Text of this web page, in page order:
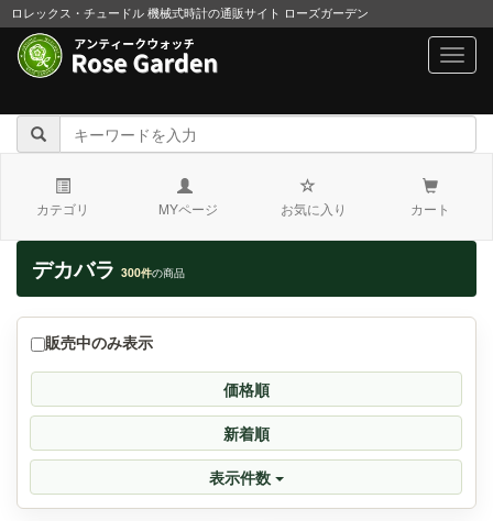
ロレックス・チュードル 機械式時計の通販サイト ローズガーデン
カテゴリ MYページ お気に入り カート
デカバラ 300件の商品
販売中のみ表示
価格順
新着順
表示件数